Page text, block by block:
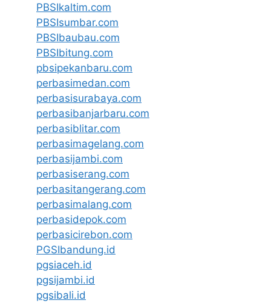
PBSIkaltim.com
PBSIsumbar.com
PBSIbaubau.com
PBSIbitung.com
pbsipekanbaru.com
perbasimedan.com
perbasisurabaya.com
perbasibanjarbaru.com
perbasiblitar.com
perbasimagelang.com
perbasijambi.com
perbasiserang.com
perbasitangerang.com
perbasimalang.com
perbasidepok.com
perbasicirebon.com
PGSIbandung.id
pgsiaceh.id
pgsijambi.id
pgsibali.id